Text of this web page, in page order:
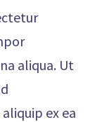
aliqua. Ut
ex ea